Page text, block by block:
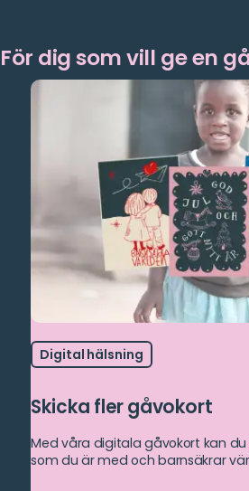
För dig som vill ge en
Digital hälsning
Skicka fler gåvokort
Med våra digitala gåvokort kan
som du är med och barnsäkrar